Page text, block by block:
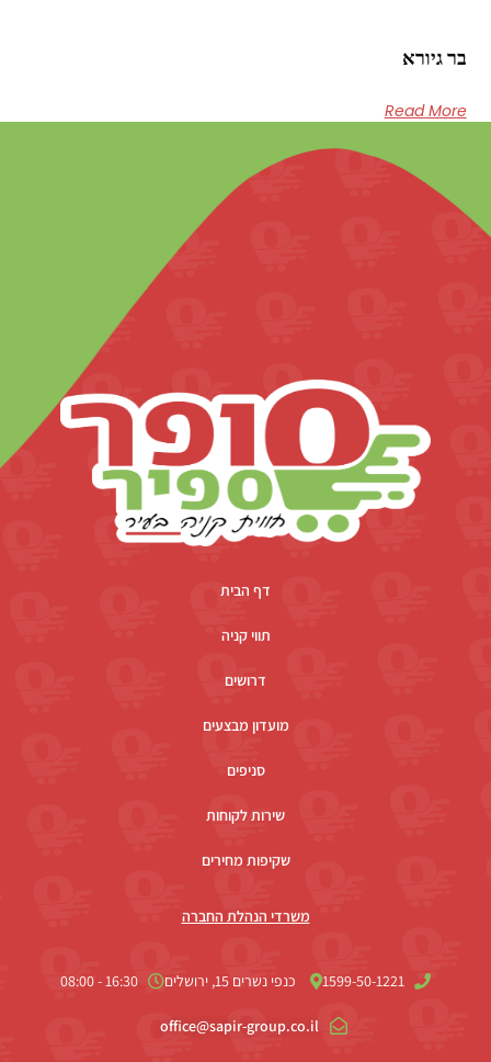
בר גיורא
Read More
דף הבית
תווי קניה
דרושים
מועדון מבצעים
סניפים
שירות לקוחות
שקיפות מחירים
משרדי הנהלת החברה
1599-50-1221 כנפי נשרים 15, ירושלים 16:30 - 08:00
office@sapir-group.co.il